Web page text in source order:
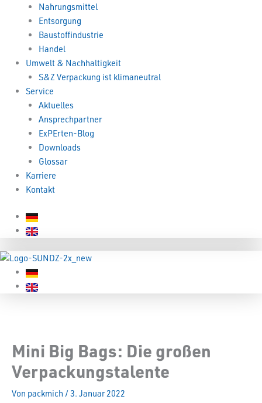
Nahrungsmittel
Entsorgung
Baustoffindustrie
Handel
Umwelt & Nachhaltigkeit
S&Z Verpackung ist klimaneutral
Service
Aktuelles
Ansprechpartner
ExPErten-Blog
Downloads
Glossar
Karriere
Kontakt
Mini Big Bags: Die großen
Verpackungstalente
Von packmich /3. Januar 2022